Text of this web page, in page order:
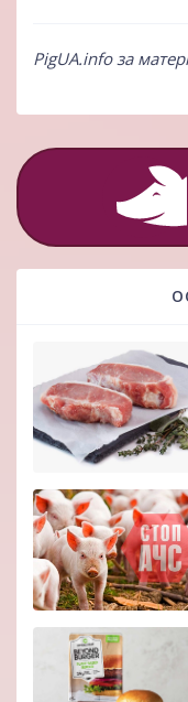
PigUA.info за